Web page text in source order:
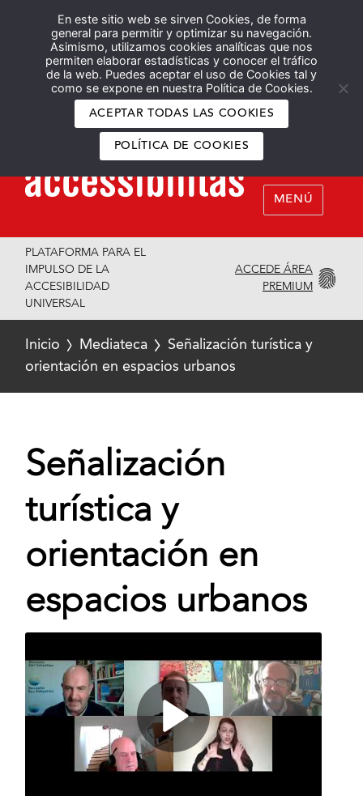
En este sitio web se sirven Cookies, de forma
general para permitir y optimizar su navegación.
Asimismo, utilizamos cookies analíticas que nos
permiten elaborar estadísticas y conocer el tráfico
de la web. Puedes aceptar el uso de Cookies tal y
como se expone en nuestra Política de Cookies.
ACEPTAR TODAS LAS COOKIES
POLÍTICA DE COOKIES
Español English
MENÚ
PLATAFORMA PARA EL
IMPULSO DE LA
ACCESIBILIDAD
UNIVERSAL
ACCEDE ÁREA
PREMIUM
Inicio Mediateca
Señalización turística y
orientación en espacios urbanos
Señalización
turística y
orientación en
espacios urbanos